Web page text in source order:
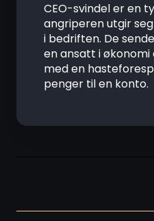
CEO-svindel er en
angriperen utgir
i bedriften. De
en ansatt i
med en
penger til en konto.